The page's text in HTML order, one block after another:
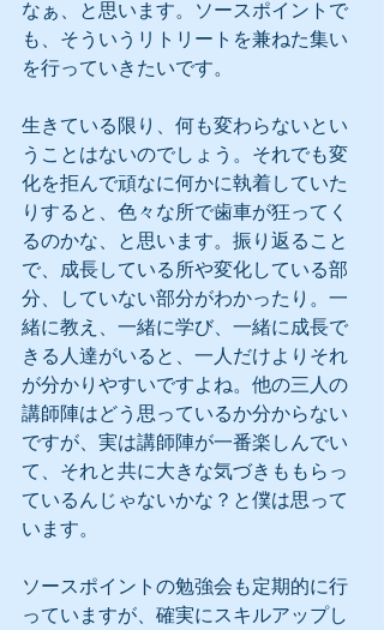
なぁ、と思います。ソースポイントで
も、そういうリトリートを兼ねた集い
を行っていきたいです。
生きている限り、何も変わらないとい
うことはないのでしょう。それでも変
化を拒んで頑なに何かに執着していた
りすると、色々な所で歯車が狂ってく
るのかな、と思います。振り返ること
で、成長している所や変化している部
分、していない部分がわかったり。一
緒に教え、一緒に学び、一緒に成長で
きる人達がいると、一人だけよりそれ
が分かりやすいですよね。他の三人の
講師陣はどう思っているか分からない
ですが、実は講師陣が一番楽しんでい
て、それと共に大きな気づきももらっ
ているんじゃないかな？と僕は思って
います。
ソースポイントの勉強会も定期的に行
っていますが、確実にスキルアップし